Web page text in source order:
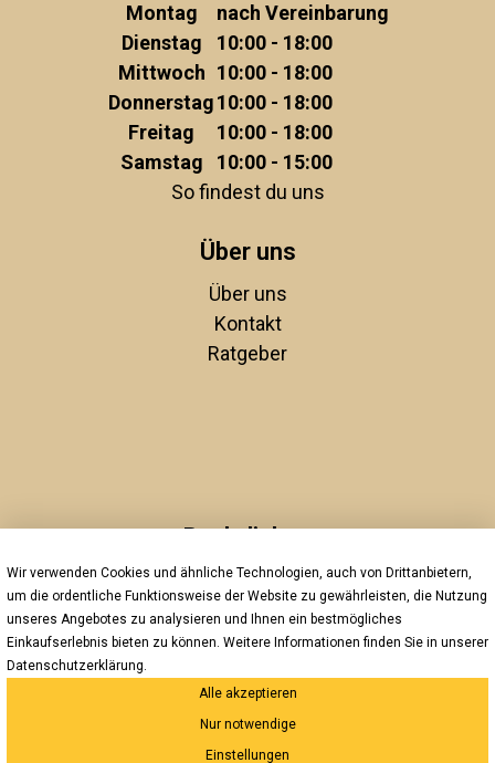
Montag
nach Vereinbarung
Dienstag
10:00 - 18:00
Mittwoch 10:00 - 18:00
Donnerstag10:00 - 18:00
Freitag
10:00 - 18:00
Samstag
10:00 - 15:00
So findest du uns
Über uns
Über uns
Kontakt
Ratgeber
Rechtliches
Unsere AGBs
Impressum
Datenschutz
Versand und Zahlung
*Innerhalb Deutschlands
Wir verwenden Cookies und ähnliche Technologien, auch von Drittanbietern,
um die ordentliche Funktionsweise der Website zu gewährleisten, die Nutzung
unseres Angebotes zu analysieren und Ihnen ein bestmögliches
Einkaufserlebnis bieten zu können. Weitere Informationen finden Sie in unserer
Datenschutzerklärung.
Alle akzeptieren
Nur notwendige
Einstellungen